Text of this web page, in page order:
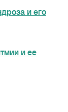
и его
и ее